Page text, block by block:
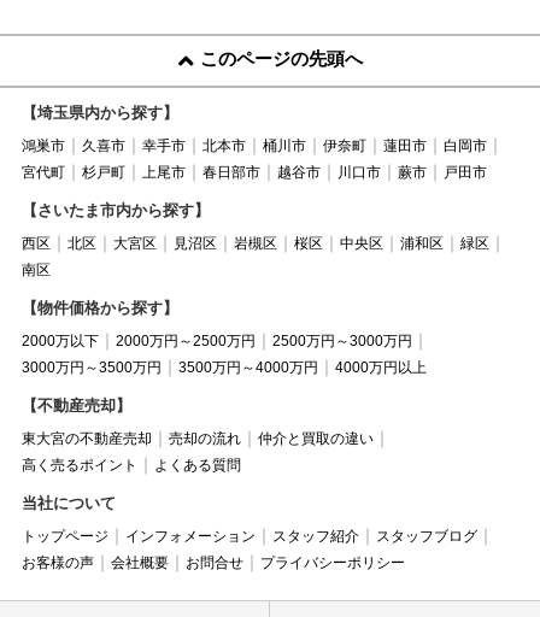
このページの先頭へ
【埼玉県内から探す】
鴻巣市 久喜市 幸手市 北本市 桶川市 伊奈町 蓮田市
白岡市
宮代町
杉戸町 上尾市 春日部市 越谷市 川口市 蕨市 戸田市
【さいたま市内から探す】
西区 北区 大宮区 見沼区 岩槻区 桜区 中央区 浦和区
緑区
南区
【物件価格から探す】
2000万以下 2000万円～2500万円
2500万円～3000万円
3000万円～3500万円
3500万円～4000万円 4000万円以上
【不動産売却】
東大宮の不動産売却 売却の流れ
仲介と買取の違い
高く売るポイント
よくある質問
当社について
トップページ インフォメーション スタッフ紹介
スタッフブログ
お客様の声
会社概要 お問合せ プライバシーポリシー